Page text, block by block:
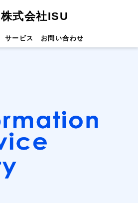
株式会社ISU
サービス お問い合わせ